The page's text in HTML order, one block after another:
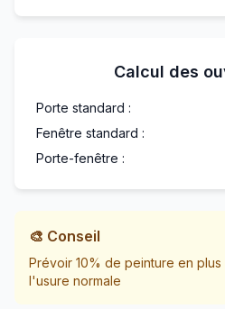
Calcul des
Porte standard :
Fenêtre standard :
Porte-fenêtre :
🎨 Conseil
Prévoir 10% de peinture en
l'usure normale